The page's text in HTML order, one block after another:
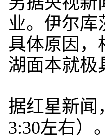
业。伊尔库
具体原因，
湖面本就极
据红星新闻
3:30左右）